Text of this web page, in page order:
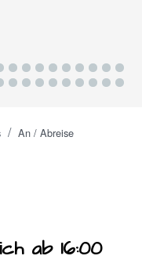
17 18 19 20 21 22 23 24 25
42 43 44 45 46 47 48 49 50
/ An / Abreise
ab 16:00